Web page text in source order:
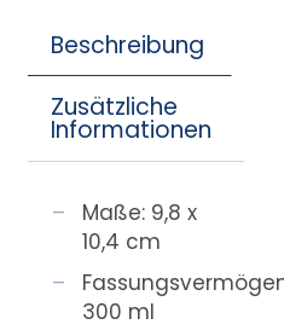
Beschreibung
Zusätzliche
Informationen
Maße: 9,8 x
10,4 cm
300 ml